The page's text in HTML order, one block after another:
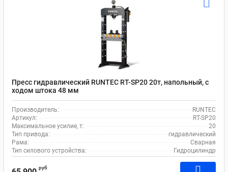
Пресс гидравлический RUNTEC RT-SP20 20т, напольный, с
ходом штока 48 мм
Производитель:
RUNTEC
Артикул:
RT-SP20
Максимальное усилие, т:
20
Тип привода:
гидравлический
Рама:
Сварная
Тип силового устройства:
Гидроцилиндр
руб